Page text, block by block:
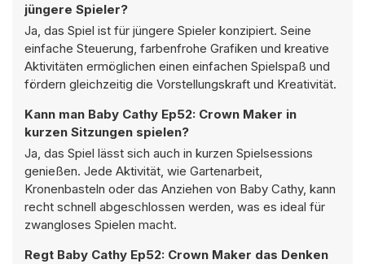
jüngere Spieler?
Ja, das Spiel ist für jüngere Spieler konzipiert. Seine
einfache Steuerung, farbenfrohe Grafiken und kreative
Aktivitäten ermöglichen einen einfachen Spielspaß und
fördern gleichzeitig die Vorstellungskraft und Kreativität.
Kann man Baby Cathy Ep52: Crown Maker in
kurzen Sitzungen spielen?
Ja, das Spiel lässt sich auch in kurzen Spielsessions
genießen. Jede Aktivität, wie Gartenarbeit,
Kronenbasteln oder das Anziehen von Baby Cathy, kann
recht schnell abgeschlossen werden, was es ideal für
zwangloses Spielen macht.
Regt Baby Cathy Ep52: Crown Maker das Denken